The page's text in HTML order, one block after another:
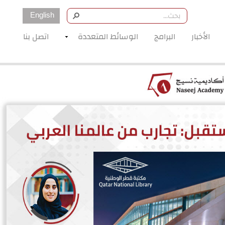
English
الأخبار البرامج الوسائط المتعددة اتصل بنا